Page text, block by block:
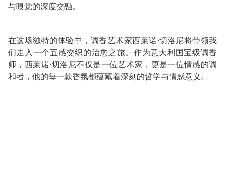
与嗅觉的深度交融。
在这场独特的体验中，调香艺术家西莱诺·切洛尼将带领我
们走入一个五感交织的治愈之旅。作为意大利国宝级调香
师，西莱诺·切洛尼不仅是一位艺术家，更是一位情感的调
和者，他的每一款香氛都蕴藏着深刻的哲学与情感意义。